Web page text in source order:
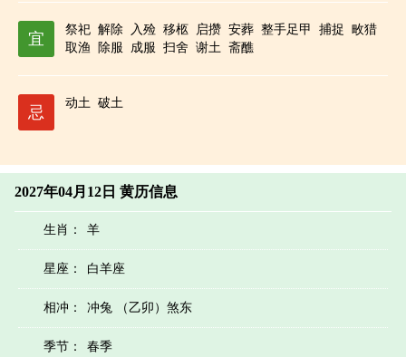
宜
祭祀 解除 入殓 移柩 启攒 安葬 整手足甲 捕捉 畋猎
取渔
除服 成服 扫舍 谢土 斋醮
忌
动土 破土
2027年04月12日 黄历信息
生肖： 羊
星座： 白羊座
相冲： 冲兔 （乙卯）煞东
季节： 春季